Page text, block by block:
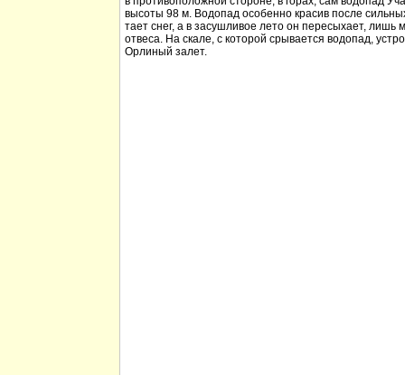
высоты 98 м. Водопад особенно красив после
тает снег, а в засушливое лето он пересыхает, лишь
отвеса. На скале, с которой срывается водопад,
Орлиный залет.